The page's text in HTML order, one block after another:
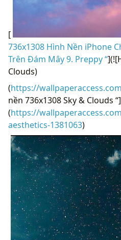
[
736x1308 Hình Nền iPhone
Trên Đám Mây 9. Preppy “
Clouds)
(https://
nền 736x1308 Sky & Clouds “]
(https://
aesthetics-1381063)